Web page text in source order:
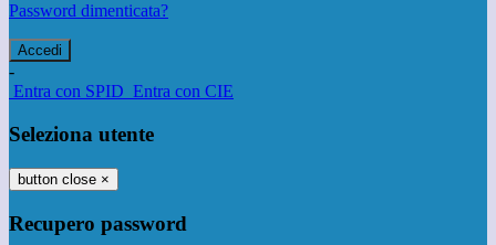
Password dimenticata?
-
Entra con SPID Entra con CIE
Seleziona utente
button close ×
Recupero password